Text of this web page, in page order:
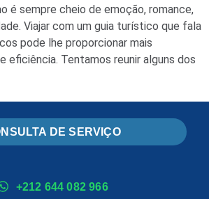
é sempre cheio de emoção, romance,
Viajar com um guia turístico que fala
pode lhe proporcionar mais
eficiência. Tentamos reunir alguns dos
DE SERVIÇO
+212 644 082 966